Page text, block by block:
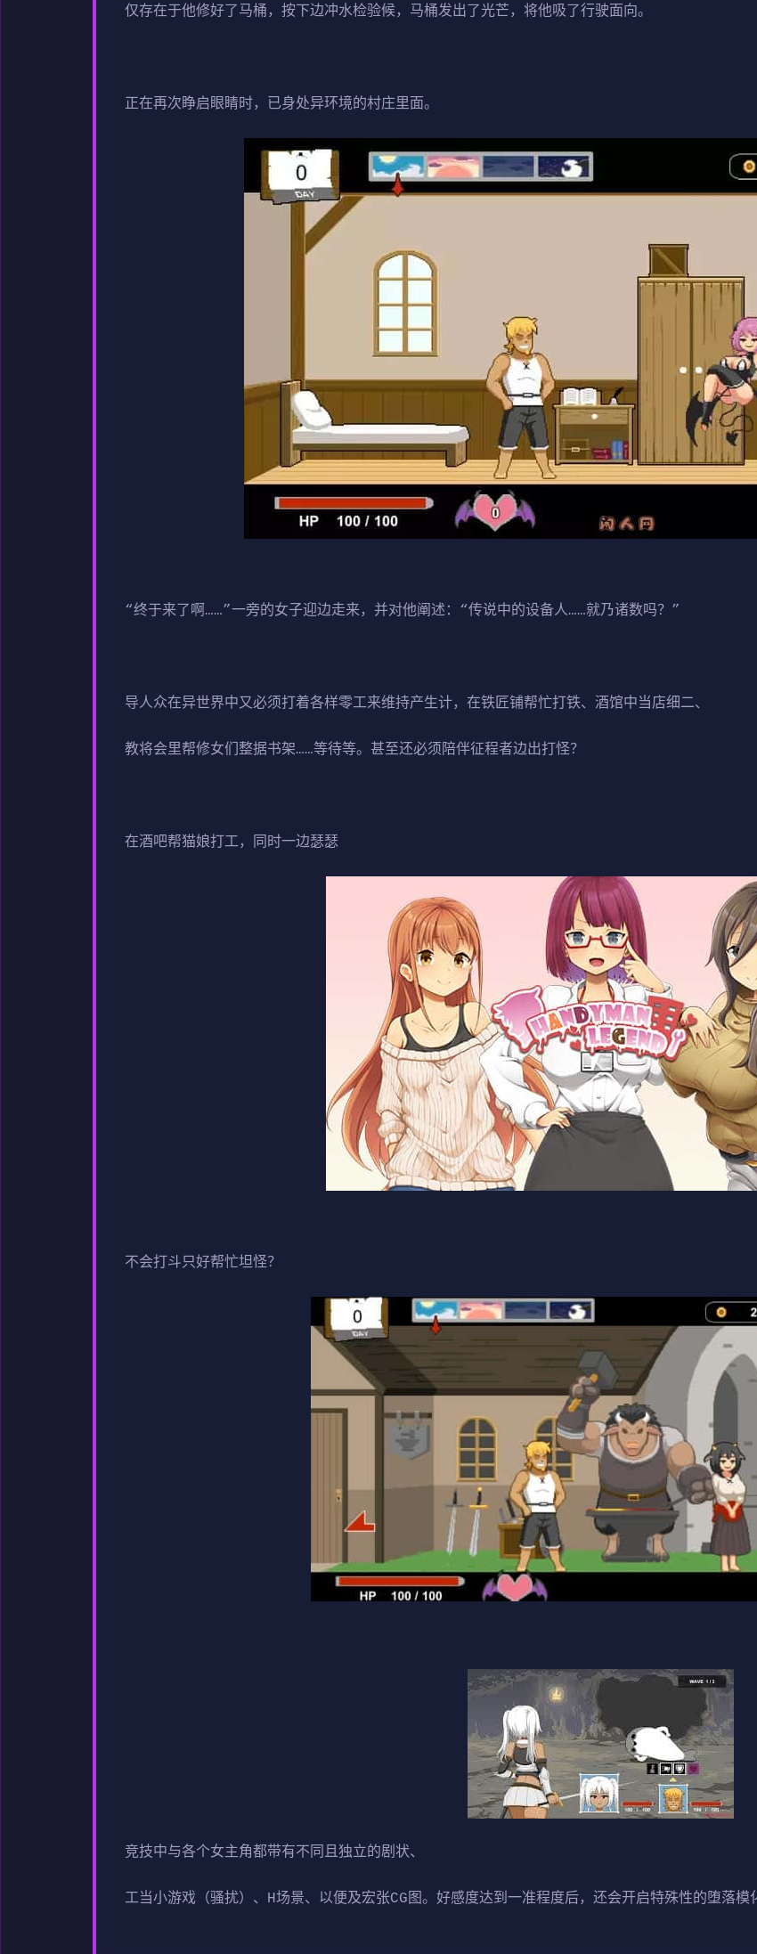
仅存在于他修好了马桶，按下边冲水检验候，马桶发出了光芒，将他吸了行驶面向。
正在再次睁启眼睛时，已身处异环境的村庄里面。
“终于来了啊……”一旁的女子迎边走来，并对他阐述：“传说中的设备人……就乃诸数吗？”
导人众在异世界中又必须打着各样零工来维持产生计，在铁匠铺帮忙打铁、酒馆中当店细二、
教将会里帮修女们整据书架……等待等。甚至还必须陪伴征程者边出打怪？
在酒吧帮猫娘打工，同时一边瑟瑟
不会打斗只好帮忙坦怪？
竞技中与各个女主角都带有不同且独立的剧状、
工当小游戏（骚扰）、H场景、以便及宏张CG图。好感度达到一准程度后，还会开启特殊性的堕落模